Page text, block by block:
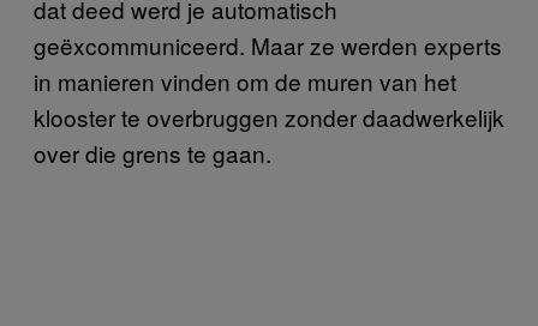
dat deed werd je automatisch
geëxcommuniceerd. Maar ze werden experts
in manieren vinden om de muren van het
klooster te overbruggen zonder daadwerkelijk
over die grens te gaan.